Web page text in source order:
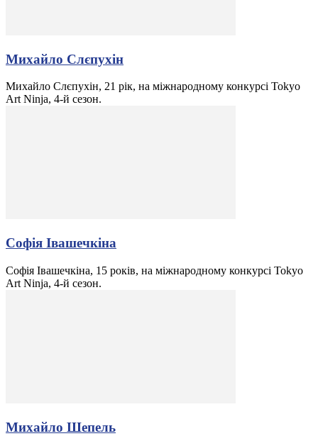
Михайло Слєпухін
Михайло Слєпухін, 21 рік, на міжнародному конкурсі Tokyo
Art Ninja, 4-й сезон.
Софія Івашечкіна
Софія Івашечкіна, 15 років, на міжнародному конкурсі Tokyo
Art Ninja, 4-й сезон.
Михайло Шепель